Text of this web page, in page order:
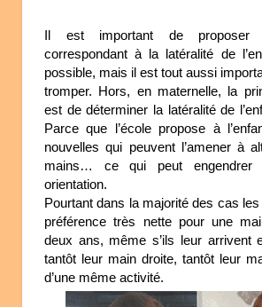
Il est important de proposer
correspondant à la latéralité de
possible, mais il est tout aussi
tromper. Hors, en maternelle, la
est de déterminer la latéralité de
Parce que l’école propose à
nouvelles qui peuvent l’amener à
mains… ce qui peut engendrer
orientation.
Pourtant dans la majorité des cas
préférence très nette pour une
deux ans, même s’ils leur arrivent
tantôt leur main droite, tantôt leur
d’une même activité.